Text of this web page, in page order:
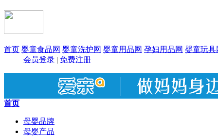
首页 婴童食品网 婴童洗护网 婴童用品网 孕妇用品网 婴童玩具
会员登录 | 免费注册
首页
母婴品牌
母婴产品